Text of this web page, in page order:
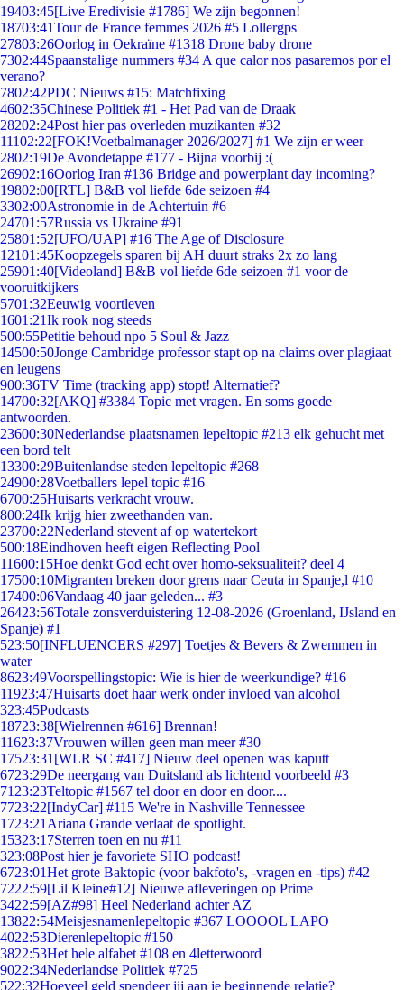
19403:45[Live Eredivisie #1786] We zijn begonnen!
18703:41Tour de France femmes 2026 #5 Lollergps
27803:26Oorlog in Oekraïne #1318 Drone baby drone
7302:44Spaanstalige nummers #34 A que calor nos pasaremos por el
verano?
7802:42PDC Nieuws #15: Matchfixing
4602:35Chinese Politiek #1 - Het Pad van de Draak
28202:24Post hier pas overleden muzikanten #32
11102:22[FOK!Voetbalmanager 2026/2027] #1 We zijn er weer
2802:19De Avondetappe #177 - Bijna voorbij :(
26902:16Oorlog Iran #136 Bridge and powerplant day incoming?
19802:00[RTL] B&B vol liefde 6de seizoen #4
3302:00Astronomie in de Achtertuin #6
24701:57Russia vs Ukraine #91
25801:52[UFO/UAP] #16 The Age of Disclosure
12101:45Koopzegels sparen bij AH duurt straks 2x zo lang
25901:40[Videoland] B&B vol liefde 6de seizoen #1 voor de
vooruitkijkers
5701:32Eeuwig voortleven
1601:21Ik rook nog steeds
500:55Petitie behoud npo 5 Soul & Jazz
14500:50Jonge Cambridge professor stapt op na claims over plagiaat
en leugens
900:36TV Time (tracking app) stopt! Alternatief?
14700:32[AKQ] #3384 Topic met vragen. En soms goede
antwoorden.
23600:30Nederlandse plaatsnamen lepeltopic #213 elk gehucht met
een bord telt
13300:29Buitenlandse steden lepeltopic #268
24900:28Voetballers lepel topic #16
6700:25Huisarts verkracht vrouw.
800:24Ik krijg hier zweethanden van.
23700:22Nederland stevent af op watertekort
500:18Eindhoven heeft eigen Reflecting Pool
11600:15Hoe denkt God echt over homo-seksualiteit? deel 4
17500:10Migranten breken door grens naar Ceuta in Spanje,l #10
17400:06Vandaag 40 jaar geleden... #3
26423:56Totale zonsverduistering 12-08-2026 (Groenland, IJsland en
Spanje) #1
523:50[INFLUENCERS #297] Toetjes & Bevers & Zwemmen in
water
8623:49Voorspellingstopic: Wie is hier de weerkundige? #16
11923:47Huisarts doet haar werk onder invloed van alcohol
323:45Podcasts
18723:38[Wielrennen #616] Brennan!
11623:37Vrouwen willen geen man meer #30
17523:31 [WLR SC #417] Nieuw deel openen was kaputt
6723:29De neergang van Duitsland als lichtend voorbeeld #3
71 23:23Teltopic #1567 tel door en door en door....
7723:22[IndyCar] #115 We're in Nashville Tennessee
1723:21 Ariana Grande verlaat de spotlight.
15323:17Sterren toen en nu #11
323:08Post hier je favoriete SHO podcast!
6723:01Het grote Baktopic (voor bakfoto's, -vragen en -tips) #42
7222:59[Lil Kleine#12] Nieuwe afleveringen op Prime
3422:59[AZ#98] Heel Nederland achter AZ
13822:54Meisjesnamenlepeltopic #367 LOOOOL LAPO
4022:53Dierenlepeltopic #150
3822:53Het hele alfabet #108 en 4letterwoord
9022:34Nederlandse Politiek #725
522:32Hoeveel geld spendeer jij aan je beginnende relatie?